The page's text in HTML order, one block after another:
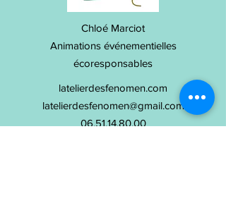
Chloé Marciot
Animations événementielles
écoresponsables
latelierdesfenomen.com
latelierdesfenomen@gmail.com
06.51.14.80.00